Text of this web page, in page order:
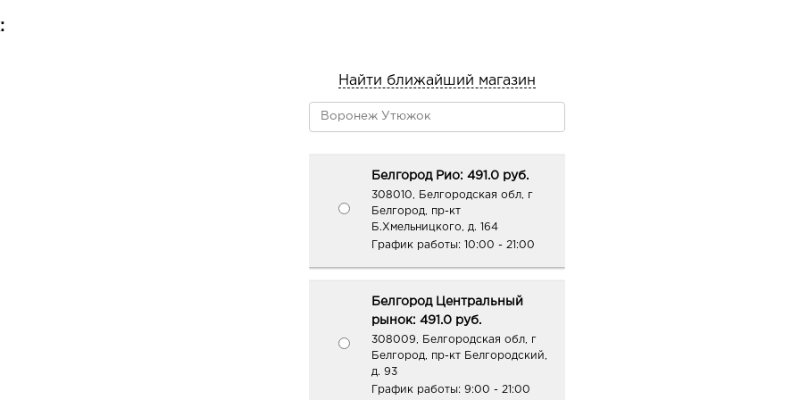
Найти ближайший магазин
Белгород Рио: 491.0 руб.
308010, Белгородская обл, г
Белгород, пр-кт
Б.Хмельницкого, д. 164
График работы: 10:00 - 21:00
Белгород Центральный
рынок: 491.0 руб.
308009, Белгородская обл, г
Белгород, пр-кт Белгородский,
д. 93
График работы: 9:00 - 21:00